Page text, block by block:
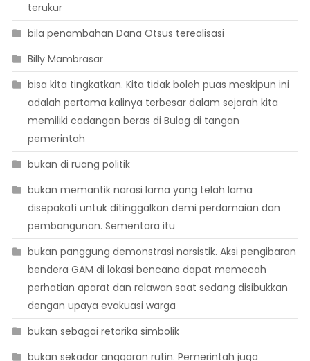
terukur
bila penambahan Dana Otsus terealisasi
Billy Mambrasar
bisa kita tingkatkan. Kita tidak boleh puas meskipun ini
adalah pertama kalinya terbesar dalam sejarah kita
memiliki cadangan beras di Bulog di tangan
pemerintah
bukan di ruang politik
bukan memantik narasi lama yang telah lama
disepakati untuk ditinggalkan demi perdamaian dan
pembangunan. Sementara itu
bukan panggung demonstrasi narsistik. Aksi pengibaran
bendera GAM di lokasi bencana dapat memecah
perhatian aparat dan relawan saat sedang disibukkan
dengan upaya evakuasi warga
bukan sebagai retorika simbolik
bukan sekadar anggaran rutin. Pemerintah juga